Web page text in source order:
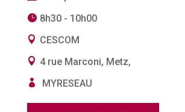
8h30 - 10h00
CESCOM
4 rue Marconi, Metz,
MYRESEAU